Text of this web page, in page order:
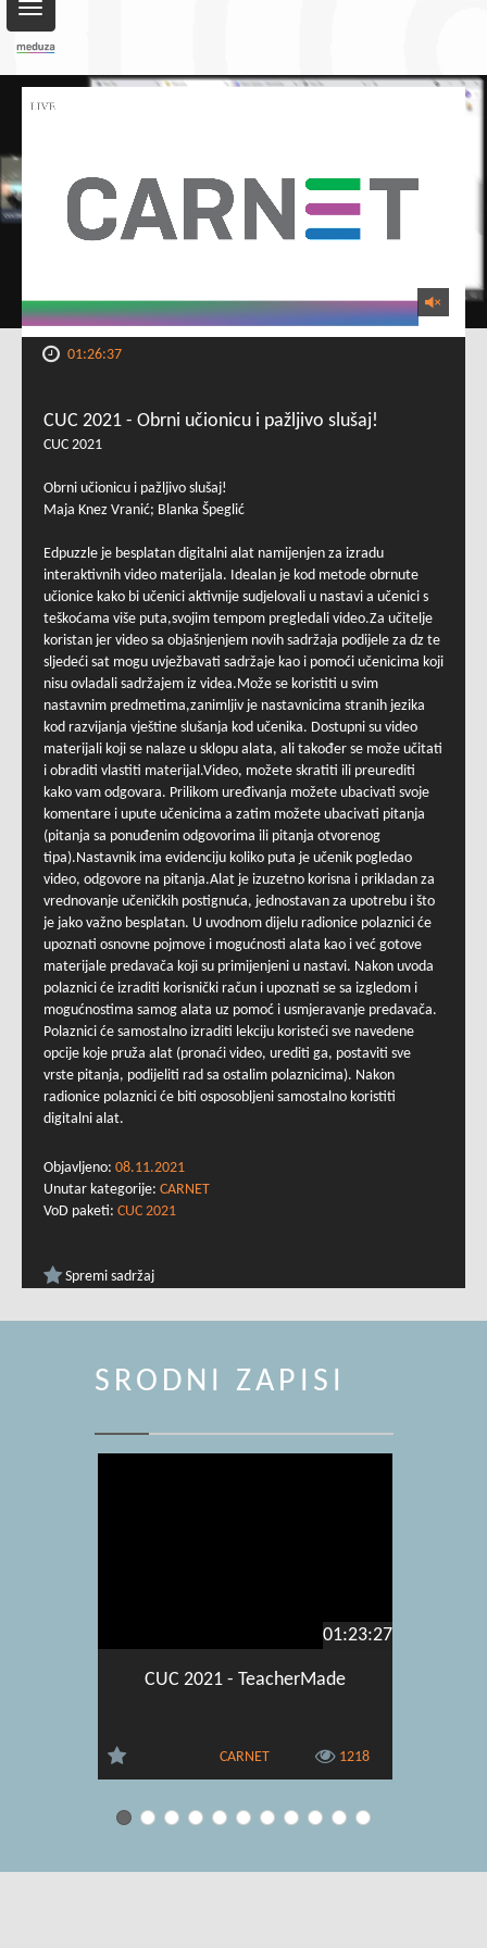
Toggle
navigation
01:26:37
CUC 2021 - Obrni učionicu i pažljivo slušaj!
CUC 2021
Obrni učionicu i pažljivo slušaj!
Maja Knez Vranić; Blanka Špeglić
Edpuzzle je besplatan digitalni alat namijenjen za izradu
interaktivnih video materijala. Idealan je kod metode obrnute
učionice kako bi učenici aktivnije sudjelovali u nastavi a učenici s
teškoćama više puta,svojim tempom pregledali video.Za učitelje
koristan jer video sa objašnjenjem novih sadržaja podijele za dz te
sljedeći sat mogu uvježbavati sadržaje kao i pomoći učenicima koji
nisu ovladali sadržajem iz videa.Može se koristiti u svim
nastavnim predmetima,zanimljiv je nastavnicima stranih jezika
kod razvijanja vještine slušanja kod učenika. Dostupni su video
materijali koji se nalaze u sklopu alata, ali također se može učitati
i obraditi vlastiti materijal.Video, možete skratiti ili preurediti
kako vam odgovara. Prilikom uređivanja možete ubacivati svoje
komentare i upute učenicima a zatim možete ubacivati pitanja
(pitanja sa ponuđenim odgovorima ili pitanja otvorenog
tipa).Nastavnik ima evidenciju koliko puta je učenik pogledao
video, odgovore na pitanja.Alat je izuzetno korisna i prikladan za
vrednovanje učeničkih postignuća, jednostavan za upotrebu i što
je jako važno besplatan. U uvodnom dijelu radionice polaznici će
upoznati osnovne pojmove i mogućnosti alata kao i već gotove
materijale predavača koji su primijenjeni u nastavi. Nakon uvoda
polaznici će izraditi korisnički račun i upoznati se sa izgledom i
mogućnostima samog alata uz pomoć i usmjeravanje predavača.
Polaznici će samostalno izraditi lekciju koristeći sve navedene
opcije koje pruža alat (pronaći video, urediti ga, postaviti sve
vrste pitanja, podijeliti rad sa ostalim polaznicima). Nakon
radionice polaznici će biti osposobljeni samostalno koristiti
digitalni alat.
Objavljeno: 08.11.2021
Unutar kategorije: CARNET
VoD paketi: CUC 2021
Spremi sadržaj
SRODNI ZAPISI
01:23:27
CUC 2021 - TeacherMade
CARNET 1218